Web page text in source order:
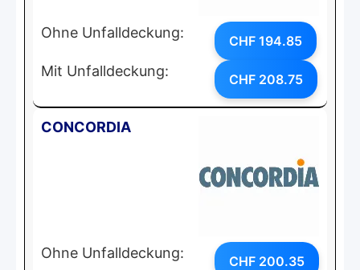
Ohne Unfalldeckung: CHF 194.85
Mit Unfalldeckung: CHF 208.75
CONCORDIA
Ohne Unfalldeckung: CHF 200.35